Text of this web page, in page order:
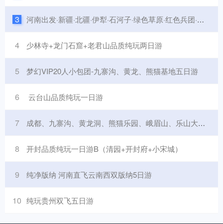
3 河南出发·新疆·北疆·伊犁·石河子·绿色草原·红色兵团·之旅双飞八日游
4 少林寺+龙门石窟+老君山品质纯玩两日游
5 梦幻VIP20人小包团-九寨沟、黄龙、熊猫基地五日游
6 云台山品质纯玩一日游
7 成都、九寨沟、黄龙洞、熊猫乐园、峨眉山、乐山大佛七日游
8 开封品质纯玩一日游B（清园+开封府+小宋城）
9 纯净版纳 河南直飞云南西双版纳5日游
10 纯玩贵州双飞五日游